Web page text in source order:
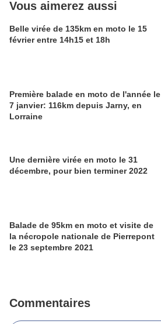
Vous aimerez aussi
Belle virée de 135km en moto le 15
février entre 14h15 et 18h
Première balade en moto de l'année le
7 janvier: 116km depuis Jarny, en
Lorraine
Une dernière virée en moto le 31
décembre, pour bien terminer 2022
Balade de 95km en moto et visite de
la nécropole nationale de Pierrepont
le 23 septembre 2021
Commentaires